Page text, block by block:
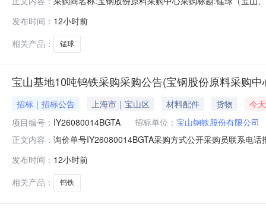
发布时间： 12小时前
相关产品：
锰球
宝山基地10吨钨铁采购采购公告(宝钢股份原料采购中
招标｜招标公告 上海市｜宝山区 材料配件 货物
今
项目编号： IY26080014BGTA 招标单位： 宝山钢铁股份有限公司
正文内容： 询价单号IY26080014BGTA采购方式公开采购员联系电
保证金额度：300000.0元三、商务条款：定价说明：湿
发布时间： 12小时前
相关产品：
钨铁